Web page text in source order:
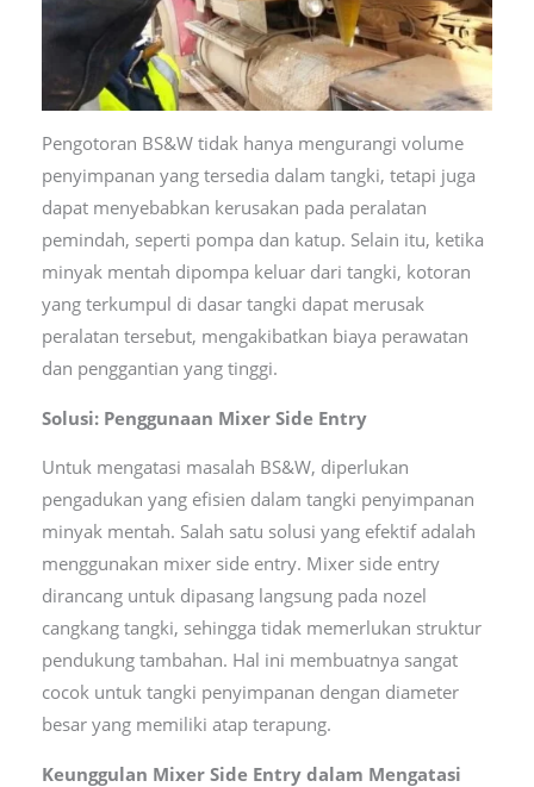
Pengotoran BS&W tidak hanya mengurangi volume
penyimpanan yang tersedia dalam tangki, tetapi juga
dapat menyebabkan kerusakan pada peralatan
pemindah, seperti pompa dan katup. Selain itu, ketika
minyak mentah dipompa keluar dari tangki, kotoran
yang terkumpul di dasar tangki dapat merusak
peralatan tersebut, mengakibatkan biaya perawatan
dan penggantian yang tinggi.
Solusi: Penggunaan Mixer Side Entry
Untuk mengatasi masalah BS&W, diperlukan
pengadukan yang efisien dalam tangki penyimpanan
minyak mentah. Salah satu solusi yang efektif adalah
menggunakan mixer side entry. Mixer side entry
dirancang untuk dipasang langsung pada nozel
cangkang tangki, sehingga tidak memerlukan struktur
pendukung tambahan. Hal ini membuatnya sangat
cocok untuk tangki penyimpanan dengan diameter
besar yang memiliki atap terapung.
Keunggulan Mixer Side Entry dalam Mengatasi